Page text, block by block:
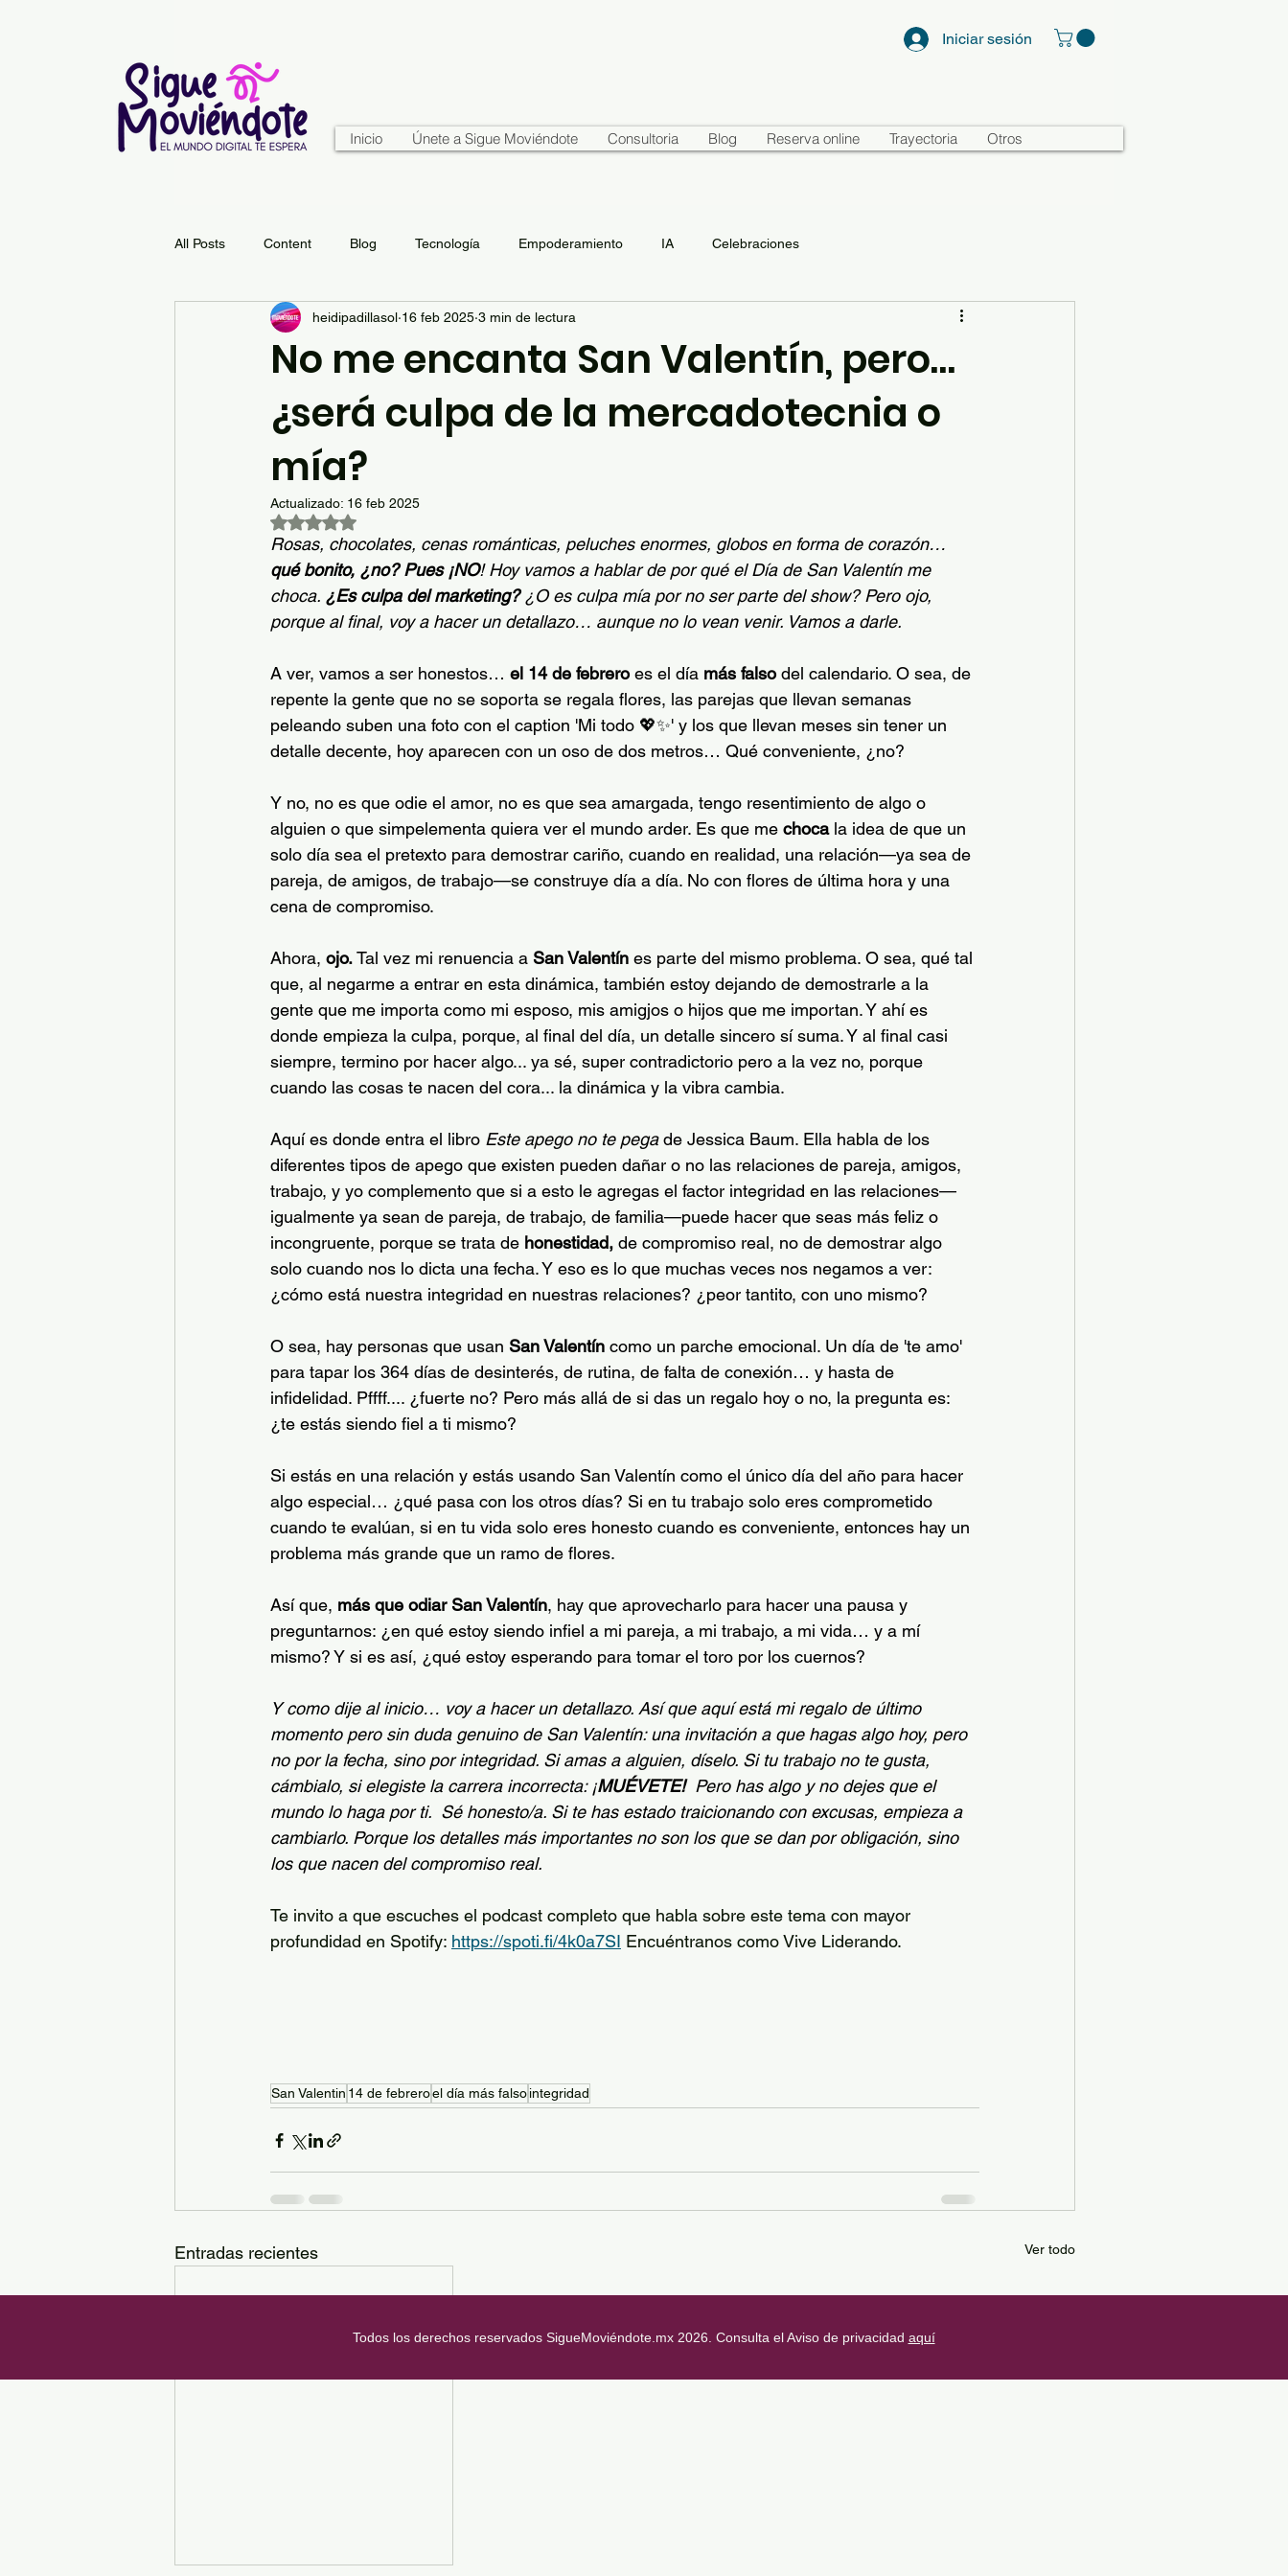
Iniciar sesión
Inicio Únete a Sigue Moviéndote Consultoria Blog Reserva online Trayectoria Otros
All Posts Content Blog Tecnología Empoderamiento IA Celebraciones
No me encanta San Valentín, pero…
¿será culpa de la mercadotecnia o
mía?
heidipadillasol 16 feb 2025 3 min de lectura
Actualizado: 16 feb 2025
Obtuvo NaN de 5 estrellas.
Rosas, chocolates, cenas románticas, peluches enormes, globos en forma de corazón…
qué bonito, ¿no? Pues ¡NO! Hoy vamos a hablar de por qué el Día de San Valentín me
choca. ¿Es culpa del marketing? ¿O es culpa mía por no ser parte del show? Pero ojo,
porque al final, voy a hacer un detallazo… aunque no lo vean venir. Vamos a darle.
A ver, vamos a ser honestos… el 14 de febrero es el día más falso del calendario. O sea, de
repente la gente que no se soporta se regala flores, las parejas que llevan semanas
peleando suben una foto con el caption 'Mi todo 💖✨' y los que llevan meses sin tener un
detalle decente, hoy aparecen con un oso de dos metros… Qué conveniente, ¿no?
Y no, no es que odie el amor, no es que sea amargada, tengo resentimiento de algo o
alguien o que simpelementa quiera ver el mundo arder. Es que me choca la idea de que un
solo día sea el pretexto para demostrar cariño, cuando en realidad, una relación—ya sea de
pareja, de amigos, de trabajo—se construye día a día. No con flores de última hora y una
cena de compromiso.
Ahora, ojo. Tal vez mi renuencia a San Valentín es parte del mismo problema. O sea, qué tal
que, al negarme a entrar en esta dinámica, también estoy dejando de demostrarle a la
gente que me importa como mi esposo, mis amigjos o hijos que me importan. Y ahí es
donde empieza la culpa, porque, al final del día, un detalle sincero sí suma. Y al final casi
siempre, termino por hacer algo... ya sé, super contradictorio pero a la vez no, porque
cuando las cosas te nacen del cora... la dinámica y la vibra cambia.
Aquí es donde entra el libro Este apego no te pega de Jessica Baum. Ella habla de los
diferentes tipos de apego que existen pueden dañar o no las relaciones de pareja, amigos,
trabajo, y yo complemento que si a esto le agregas el factor integridad en las relaciones—
igualmente ya sean de pareja, de trabajo, de familia—puede hacer que seas más feliz o
incongruente, porque se trata de honestidad, de compromiso real, no de demostrar algo
solo cuando nos lo dicta una fecha. Y eso es lo que muchas veces nos negamos a ver:
¿cómo está nuestra integridad en nuestras relaciones? ¿peor tantito, con uno mismo?
O sea, hay personas que usan San Valentín como un parche emocional. Un día de 'te amo'
para tapar los 364 días de desinterés, de rutina, de falta de conexión… y hasta de
infidelidad. Pffff.... ¿fuerte no? Pero más allá de si das un regalo hoy o no, la pregunta es:
¿te estás siendo fiel a ti mismo?
Si estás en una relación y estás usando San Valentín como el único día del año para hacer
algo especial… ¿qué pasa con los otros días? Si en tu trabajo solo eres comprometido
cuando te evalúan, si en tu vida solo eres honesto cuando es conveniente, entonces hay un
problema más grande que un ramo de flores.
Así que, más que odiar San Valentín, hay que aprovecharlo para hacer una pausa y
preguntarnos: ¿en qué estoy siendo infiel a mi pareja, a mi trabajo, a mi vida… y a mí
mismo? Y si es así, ¿qué estoy esperando para tomar el toro por los cuernos?
Y como dije al inicio… voy a hacer un detallazo. Así que aquí está mi regalo de último
momento pero sin duda genuino de San Valentín: una invitación a que hagas algo hoy, pero
no por la fecha, sino por integridad. Si amas a alguien, díselo. Si tu trabajo no te gusta,
cámbialo, si elegiste la carrera incorrecta: ¡MUÉVETE!
  Pero has algo y no dejes que el
mundo lo haga por ti.
  S
é honesto/a. Si te has estado traicionando con excusas, empieza a
cambiarlo. Porque los detalles más importantes no son los que se dan por obligación, sino
los que nacen del compromiso real.
Te invito a que escuches el podcast completo que habla sobre este tema con mayor
profundidad en Spotify: https://spoti.fi/4k0a7SI Encuéntranos como Vive Liderando.
San Valentin 14 de febreroel día más falsointegridad
Entradas recientes Ver todo
Todos los derechos reservados SigueMoviéndote.mx 2026. Consulta el Aviso de privacidad aquí